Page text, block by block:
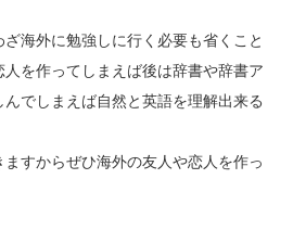
海外に勉強しに行く必要も省くこと
を作ってしまえば後は辞書や辞書ア
でしまえば自然と英語を理解出来る
すからぜひ海外の友人や恋人を作っ